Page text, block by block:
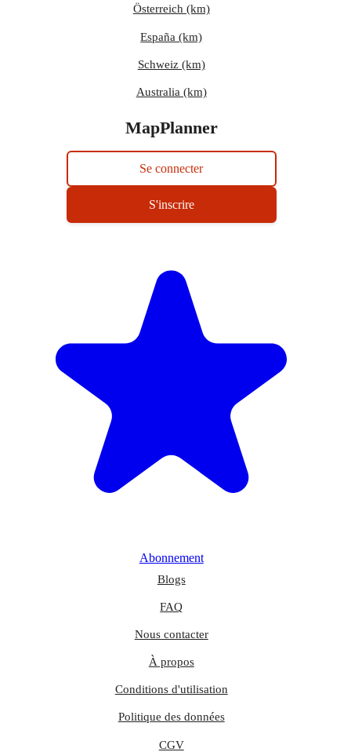
Österreich (km)
España (km)
Schweiz (km)
Australia (km)
MapPlanner
Se connecter
S'inscrire
Abonnement
Blogs
FAQ
Nous contacter
À propos
Conditions d'utilisation
Politique des données
CGV